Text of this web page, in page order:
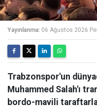
Yayınlanma: 06 Ağustos 2026
Trabzonspor'un
Muhammed Salah'ı
bordo-mavili